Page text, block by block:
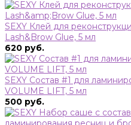
SEXY Клей для
Lash&Brow Glue, 5 мл
620 руб.
SEXY Состав #1 для
VOLUME LIFT, 5 мл
500 руб.